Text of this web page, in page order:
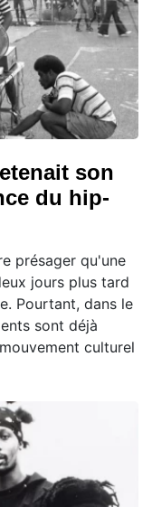
son
du hip-
présager qu'une
jours plus tard
Pourtant, dans le
sont déjà
culturel